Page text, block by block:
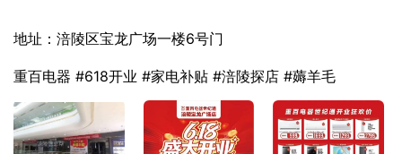
地址：涪陵区宝龙广场一楼6号门
重百电器 #618开业 #家电补贴 #涪陵探店 #薅羊毛